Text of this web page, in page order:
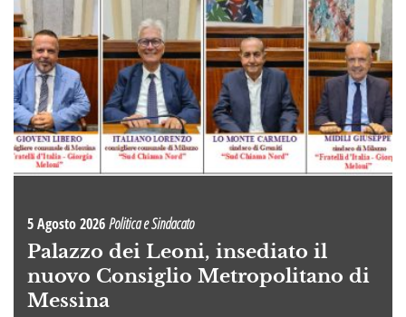
5 Agosto 2026Politica e Sindacato
Palazzo dei Leoni, insediato il
nuovo Consiglio Metropolitano di
Messina